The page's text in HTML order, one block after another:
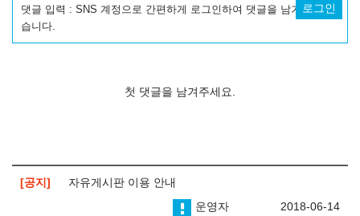
댓글 입력 : SNS 계정으로 간편하게 로그인하여 댓글을 남기실 수 있
습니다.
로그인
첫 댓글을 남겨주세요.
공지
자유게시판 이용 안내
2018-06-14
운영자